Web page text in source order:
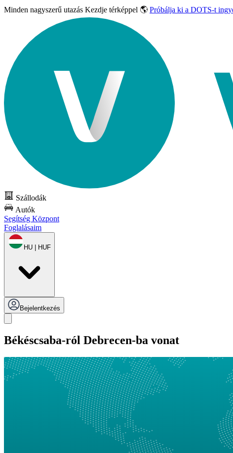
Minden nagyszerű utazás Kezdje térképpel 🌎 Próbálja ki a DOTS-t
Szállodák
Autók
Segítség Központ
Foglalásaim
HU | HUF
Bejelentkezés
Békéscsaba-ról Debrecen-ba vonat